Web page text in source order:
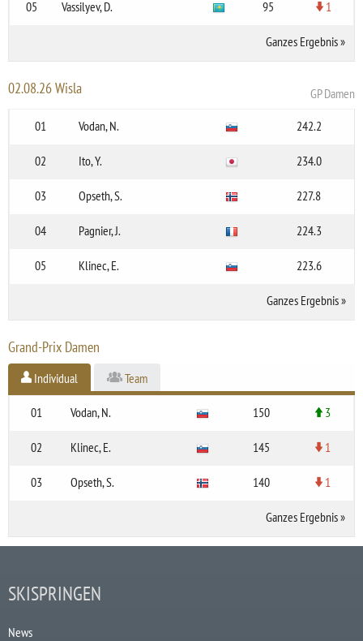
05 Vassilyev, D. 95 1
Ganzes Ergebnis»
02.08.26 Wisla
GP Damen
01
Vodan, N. 242.2
02 Ito, Y. 234.0
03 Opseth, S. 227.8
04 Pagnier, J. 224.3
05 Klinec, E. 223.6
Ganzes Ergebnis»
Grand-Prix Damen
Individual Team
01 Vodan, N. 150 3
02 Klinec, E. 145 1
03 Opseth, S. 140 1
Ganzes Ergebnis»
SKISPRINGEN
News